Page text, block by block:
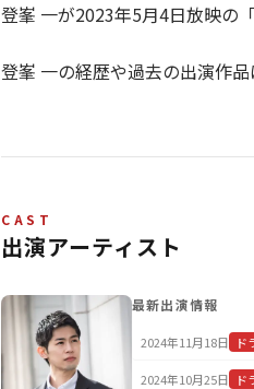
登峯 一が2023年5月4日放映の
登峯 一の経歴や過去の出演作品
CAST
出演アーティスト
最新出演情報
2024年11月18日 ド
2024年10月25日 ド